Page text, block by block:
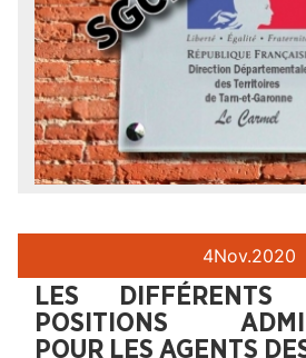
4Nov.2020
LES
POSITIONS
POUR LES AGENTS